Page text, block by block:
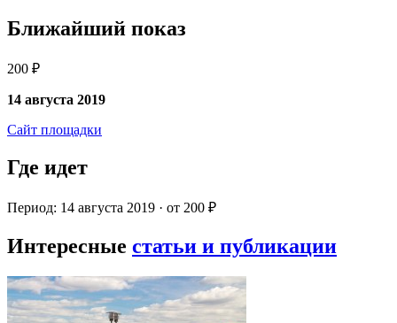
Ближайший показ
200 ₽
14 августа 2019
Сайт площадки
Где идет
Период: 14 августа 2019 · от 200 ₽
Интересные статьи и публикации